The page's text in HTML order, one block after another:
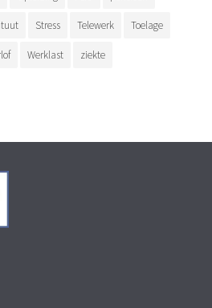
Stress Telewerk Toelage
Werklast ziekte